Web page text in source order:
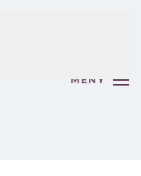
MENY